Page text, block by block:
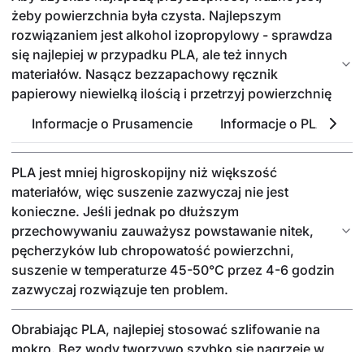
Informacje o Prusamencie Informacje o PLA
żeby powierzchnia była czysta. Najlepszym
rozwiązaniem jest alkohol izopropylowy - sprawdza
się najlepiej w przypadku PLA, ale też innych
materiałów. Nasącz bezzapachowy ręcznik
papierowy niewielką ilością i przetrzyj powierzchnię
czyścić, gdy jest zimna.
PLA jest mniej higroskopijny niż większość
materiałów, więc suszenie zazwyczaj nie jest
konieczne. Jeśli jednak po dłuższym
przechowywaniu zauważysz powstawanie nitek,
pęcherzyków lub chropowatość powierzchni,
suszenie w temperaturze 45-50°C przez 4-6 godzin
zazwyczaj rozwiązuje ten problem.
Obrabiając PLA, najlepiej stosować szlifowanie na